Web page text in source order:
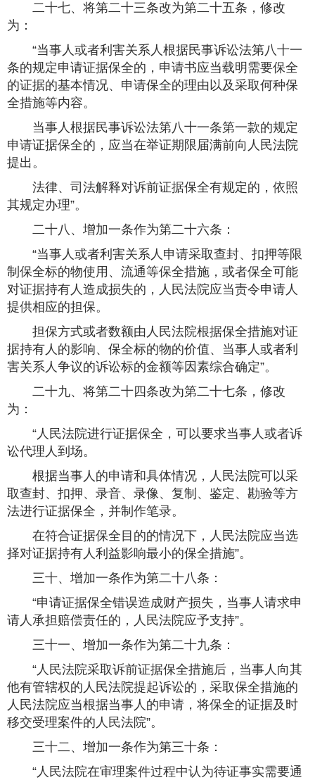
二十七、将第二十三条改为第二十五条，修改
为：
“当事人或者利害关系人根据民事诉讼法第八十一
条的规定申请证据保全的，申请书应当载明需要保全
的证据的基本情况、申请保全的理由以及采取何种保
全措施等内容。
当事人根据民事诉讼法第八十一条第一款的规定
申请证据保全的，应当在举证期限届满前向人民法院
提出。
法律、司法解释对诉前证据保全有规定的，依照
其规定办理”。
二十八、增加一条作为第二十六条：
“当事人或者利害关系人申请采取查封、扣押等限
制保全标的物使用、流通等保全措施，或者保全可能
对证据持有人造成损失的，人民法院应当责令申请人
提供相应的担保。
担保方式或者数额由人民法院根据保全措施对证
据持有人的影响、保全标的物的价值、当事人或者利
害关系人争议的诉讼标的金额等因素综合确定”。
二十九、将第二十四条改为第二十七条，修改
为：
“人民法院进行证据保全，可以要求当事人或者诉
讼代理人到场。
根据当事人的申请和具体情况，人民法院可以采
取查封、扣押、录音、录像、复制、鉴定、勘验等方
法进行证据保全，并制作笔录。
在符合证据保全目的的情况下，人民法院应当选
择对证据持有人利益影响最小的保全措施”。
三十、增加一条作为第二十八条：
“申请证据保全错误造成财产损失，当事人请求申
请人承担赔偿责任的，人民法院应予支持”。
三十一、增加一条作为第二十九条：
“人民法院采取诉前证据保全措施后，当事人向其
他有管辖权的人民法院提起诉讼的，采取保全措施的
人民法院应当根据当事人的申请，将保全的证据及时
移交受理案件的人民法院”。
三十二、增加一条作为第三十条：
“人民法院在审理案件过程中认为待证事实需要通